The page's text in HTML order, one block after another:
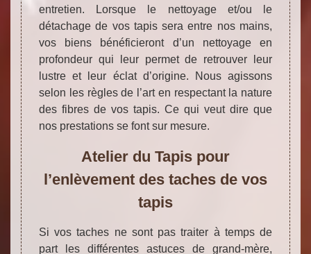
entretien. Lorsque le nettoyage et/ou le
détachage de vos tapis sera entre nos mains,
vos biens bénéficieront d’un nettoyage en
profondeur qui leur permet de retrouver leur
lustre et leur éclat d’origine. Nous agissons
selon les règles de l’art en respectant la nature
des fibres de vos tapis. Ce qui veut dire que
nos prestations se font sur mesure.
Atelier du Tapis pour
l’enlèvement des taches de vos
tapis
Si vos taches ne sont pas traiter à temps de
part les différentes astuces de grand-mère,